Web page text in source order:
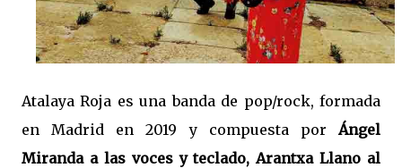
Atalaya Roja es una banda de pop/rock, formada
en Madrid en 2019 y compuesta porÁngel
Miranda a las voces y teclado, Arantxa Llano al